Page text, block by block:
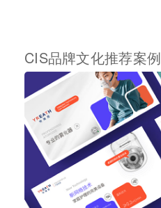
CIS品牌文化推荐案例